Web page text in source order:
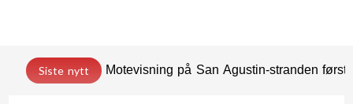
Siste nytt Motevisning på San Agustin-stranden